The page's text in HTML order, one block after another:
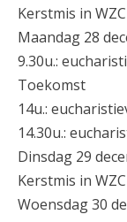
Kerstmis in
Maandag 28
9.30u.:
Toekomst
14u.:
14.30u.:
Dinsdag 29
Kerstmis in
Woensdag 30